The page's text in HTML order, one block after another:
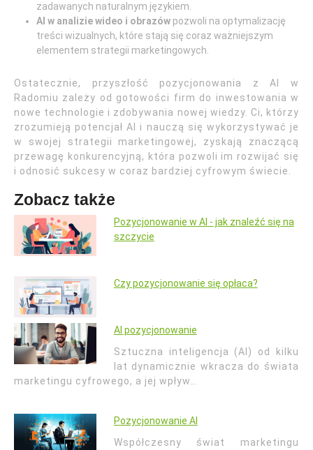
zadawanych naturalnym językiem.
AI w analizie wideo i obrazów pozwoli na optymalizację
treści wizualnych, które stają się coraz ważniejszym
elementem strategii marketingowych.
Ostatecznie, przyszłość pozycjonowania z AI w
Radomiu zależy od gotowości firm do inwestowania w
nowe technologie i zdobywania nowej wiedzy. Ci, którzy
zrozumieją potencjał AI i nauczą się wykorzystywać je
w swojej strategii marketingowej, zyskają znaczącą
przewagę konkurencyjną, która pozwoli im rozwijać się
i odnosić sukcesy w coraz bardziej cyfrowym świecie.
Zobacz także
Pozycjonowanie w AI - jak znaleźć się na
szczycie
Czy pozycjonowanie się opłaca?
AI pozycjonowanie
Sztuczna inteligencja (AI) od kilku
lat dynamicznie wkracza do świata
marketingu cyfrowego, a jej wpływ…
Pozycjonowanie AI
Współczesny świat marketingu